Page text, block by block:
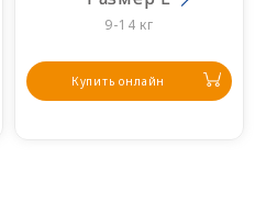
9-14 кг
Купить онлайн